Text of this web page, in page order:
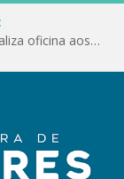
Conselho Municipal de Assistência Social realiza oficina aos servidores